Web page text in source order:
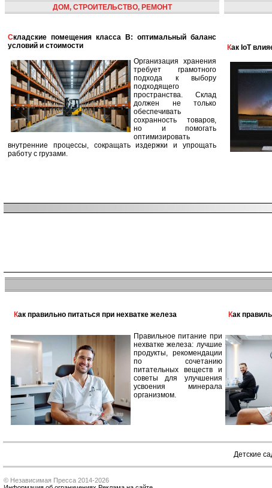
ДОМ, СТРОИТЕЛЬСТВО, РЕМОНТ
Складские помещения класса B: оптимальный баланс
условий и стоимости
Организация хранения
требует грамотного
подхода к выбору
подходящего
пространства. Склад
должен не только
обеспечивать
сохранность товаров,
но и помогать
оптимизировать
внутренние процессы, сокращать издержки и упрощать
работу с грузами.
Как IoT
Как правильно питаться при нехватке железа
Правильное питание при
нехватке железа: лучшие
продукты, рекомендации
по сочетанию
питательных веществ и
советы для улучшения
усвоения минерала
организмом.
Как
Детские
© Независимая Пресса 2014-2026